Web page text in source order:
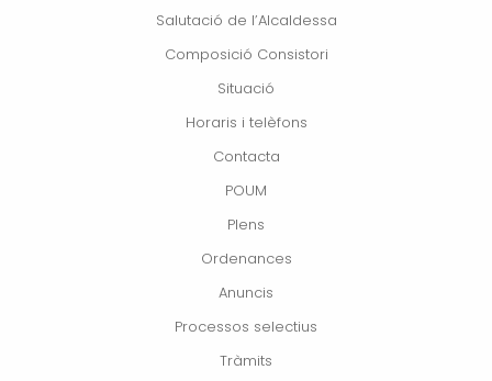
Salutació de l’Alcaldessa
Composició Consistori
Situació
Horaris i telèfons
Contacta
POUM
Plens
Ordenances
Anuncis
Processos selectius
Tràmits